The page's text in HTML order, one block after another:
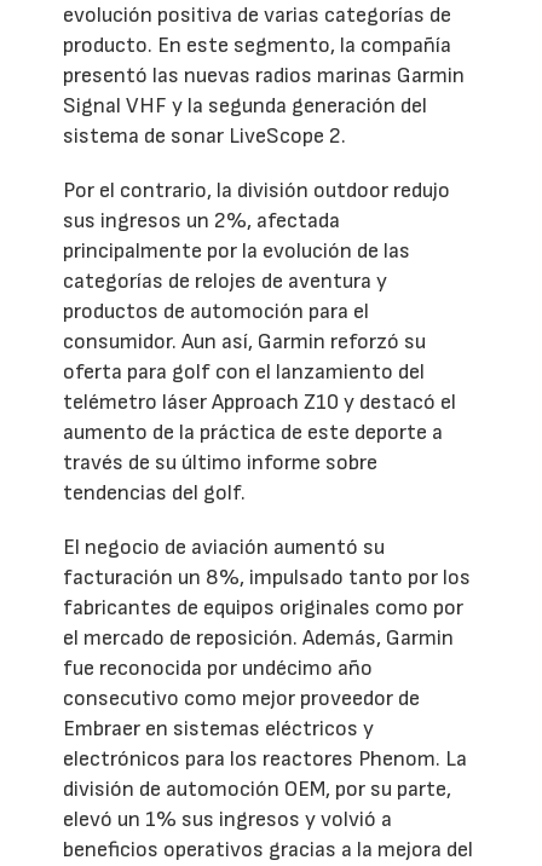
evolución positiva de varias categorías de
producto. En este segmento, la compañía
presentó las nuevas radios marinas Garmin
Signal VHF y la segunda generación del
sistema de sonar LiveScope 2.
Por el contrario, la división outdoor redujo
sus ingresos un 2%, afectada
principalmente por la evolución de las
categorías de relojes de aventura y
productos de automoción para el
consumidor. Aun así, Garmin reforzó su
oferta para golf con el lanzamiento del
telémetro láser Approach Z10 y destacó el
aumento de la práctica de este deporte a
través de su último informe sobre
tendencias del golf.
El negocio de aviación aumentó su
facturación un 8%, impulsado tanto por los
fabricantes de equipos originales como por
el mercado de reposición. Además, Garmin
fue reconocida por undécimo año
consecutivo como mejor proveedor de
Embraer en sistemas eléctricos y
electrónicos para los reactores Phenom. La
división de automoción OEM, por su parte,
elevó un 1% sus ingresos y volvió a
beneficios operativos gracias a la mejora del